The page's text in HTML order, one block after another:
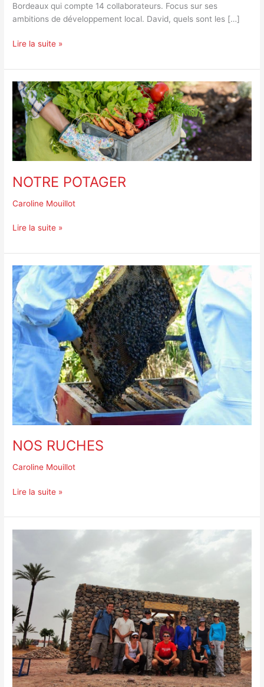
Bordeaux qui compte 14 collaborateurs. Focus sur ses
ambitions de développement local. David, quels sont les […]
Lire la suite »
NOTRE POTAGER
Caroline Mouillot
NOTRE
POTAGER
Lire la suite »
NOS RUCHES
Caroline Mouillot
NOS
RUCHES
Lire la suite »
MAROC
MAISONS
EN
GABION